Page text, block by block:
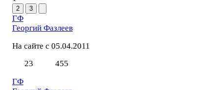
2 3
ГФ
Георгий Фазлеев
На сайте с 05.04.2011
23
455
ГФ